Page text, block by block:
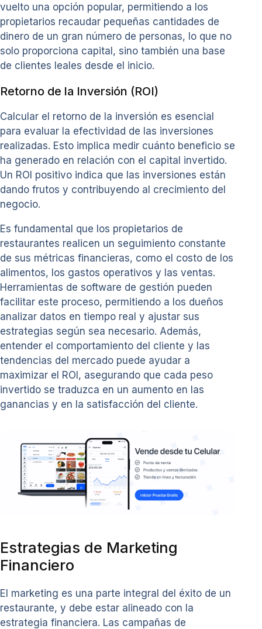
vuelto una opción popular, permitiendo a los
propietarios recaudar pequeñas cantidades de
dinero de un gran número de personas, lo que no
solo proporciona capital, sino también una base
de clientes leales desde el inicio.
Retorno de la Inversión (ROI)
Calcular el retorno de la inversión es esencial
para evaluar la efectividad de las inversiones
realizadas. Esto implica medir cuánto beneficio se
ha generado en relación con el capital invertido.
Un ROI positivo indica que las inversiones están
dando frutos y contribuyendo al crecimiento del
negocio.
Es fundamental que los propietarios de
restaurantes realicen un seguimiento constante
de sus métricas financieras, como el costo de los
alimentos, los gastos operativos y las ventas.
Herramientas de software de gestión pueden
facilitar este proceso, permitiendo a los dueños
analizar datos en tiempo real y ajustar sus
estrategias según sea necesario. Además,
entender el comportamiento del cliente y las
tendencias del mercado puede ayudar a
maximizar el ROI, asegurando que cada peso
invertido se traduzca en un aumento en las
ganancias y en la satisfacción del cliente.
Estrategias de Marketing
Financiero
El marketing es una parte integral del éxito de un
restaurante, y debe estar alineado con la
estrategia financiera. Las campañas de